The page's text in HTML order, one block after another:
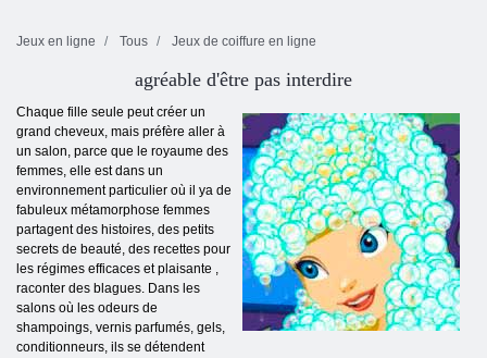
Jeux en ligne Tous Jeux de coiffure en ligne
agréable d'être pas interdire
Chaque fille seule peut créer un
grand cheveux, mais préfère aller à
un salon, parce que le royaume des
femmes, elle est dans un
environnement particulier où il ya de
fabuleux métamorphose femmes
partagent des histoires, des petits
secrets de beauté, des recettes pour
les régimes efficaces et plaisante ,
raconter des blagues. Dans les
salons où les odeurs de
shampoings, vernis parfumés, gels,
conditionneurs, ils se détendent